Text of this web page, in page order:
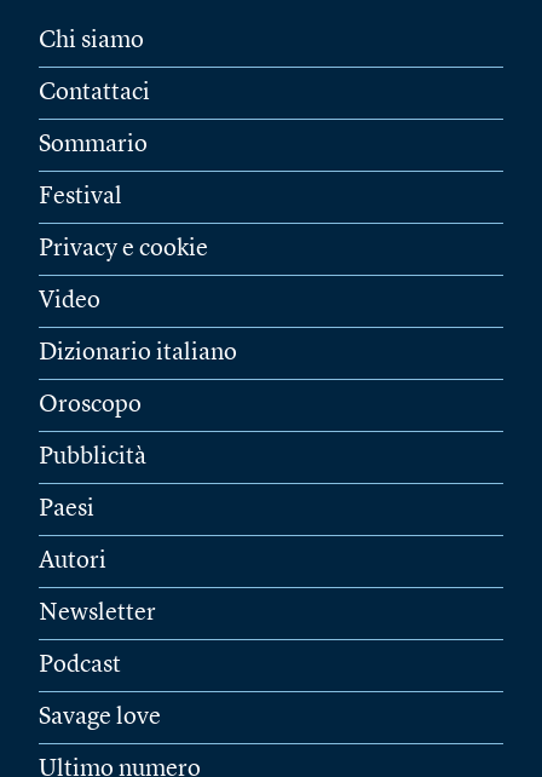
I miliardari all’attacco dei diritti umani
George Monbiot
Leggi anche
pubblico
Penry Buckley